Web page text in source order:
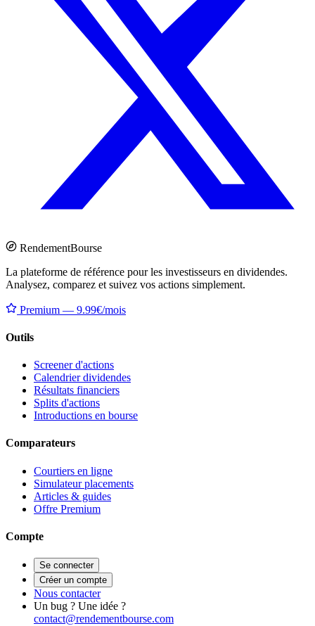
RendementBourse
La plateforme de référence pour les investisseurs en dividendes.
Analysez, comparez et suivez vos actions simplement.
Premium — 9.99€/mois
Outils
Screener d'actions
Calendrier dividendes
Résultats financiers
Splits d'actions
Introductions en bourse
Comparateurs
Courtiers en ligne
Simulateur placements
Articles & guides
Offre Premium
Compte
Se connecter
Créer un compte
Nous contacter
Un bug ? Une idée ?
contact@rendementbourse.com